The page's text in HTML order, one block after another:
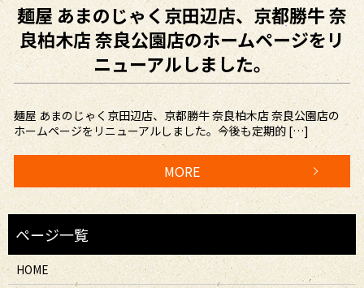
麺屋 あまのじゃく京田辺店、京都勝牛 奈
良柏木店 奈良公園店のホームページをリ
ニューアルしました。
麺屋 あまのじゃく京田辺店、京都勝牛 奈良柏木店 奈良公園店の
ホームページをリニューアルしました。今後も定期的 […]
MORE
HOME